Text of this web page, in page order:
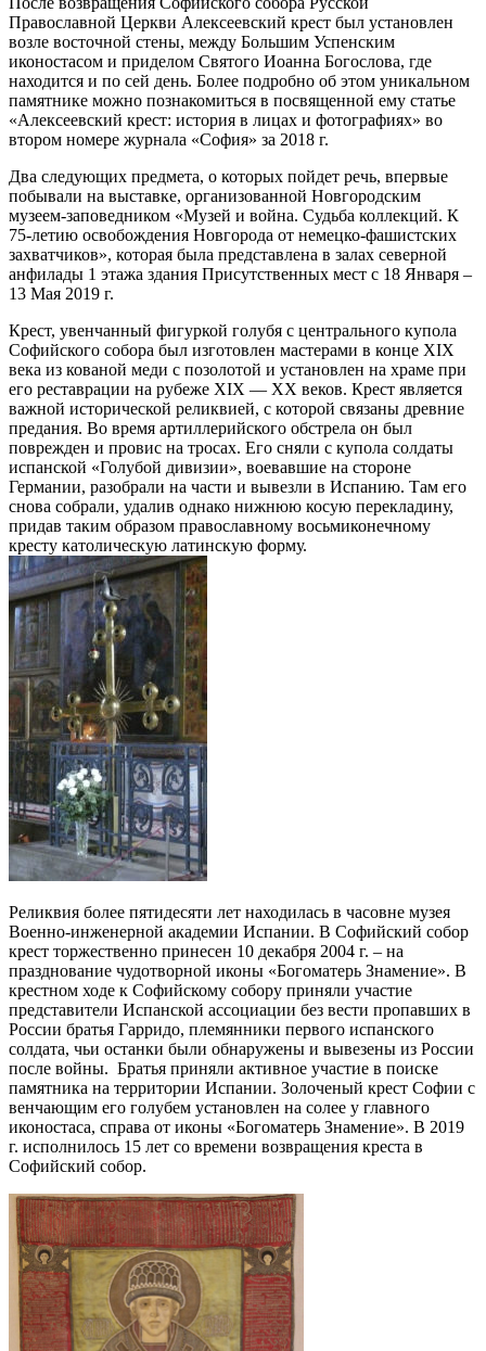
Православной Церкви Алексеевский крест был установлен
возле восточной стены, между Большим Успенским
иконостасом и приделом Святого Иоанна Богослова, где
находится и по сей день. Более подробно об этом уникальном
памятнике можно познакомиться в посвященной ему статье
«Алексеевский крест: история в лицах и фотографиях» во
втором номере журнала «София» за 2018 г.
Два следующих предмета, о которых пойдет речь, впервые
побывали на выставке, организованной Новгородским
музеем-заповедником «Музей и война. Судьба коллекций. К
75-летию освобождения Новгорода от немецко-фашистских
захватчиков», которая была представлена в залах северной
анфилады 1 этажа здания Присутственных мест с 18 Января –
13 Мая 2019 г.
Крест, увенчанный фигуркой голубя с центрального купола
Софийского собора был изготовлен мастерами в конце XIX
века из кованой меди с позолотой и установлен на храме при
его реставрации на рубеже XIX — XX веков. Крест является
важной исторической реликвией, с которой связаны древние
предания. Во время артиллерийского обстрела он был
поврежден и провис на тросах. Его сняли с купола солдаты
испанской «Голубой дивизии», воевавшие на стороне
Германии, разобрали на части и вывезли в Испанию. Там его
снова собрали, удалив однако нижнюю косую перекладину,
придав таким образом православному восьмиконечному
кресту католическую латинскую форму.
Реликвия более пятидесяти лет находилась в часовне музея
Военно-инженерной академии Испании. В Софийский собор
крест торжественно принесен 10 декабря 2004 г. – на
празднование чудотворной иконы «Богоматерь Знамение». В
крестном ходе к Софийскому собору приняли участие
представители Испанской ассоциации без вести пропавших в
России братья Гарридо, племянники первого испанского
солдата, чьи останки были обнаружены и вывезены из России
после войны. Братья приняли активное участие в поиске
памятника на территории Испании. Золоченый крест Софии с
венчающим его голубем установлен на солее у главного
иконостаса, справа от иконы «Богоматерь Знамение». В 2019
г. исполнилось 15 лет со времени возвращения креста в
Софийский собор.